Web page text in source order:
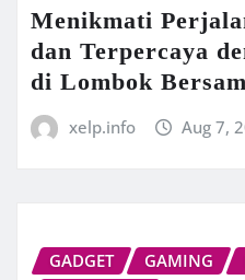
Menikmati
dan Terpercaya
di Lombok
xelp.info Aug 7,
GADGET GAMING